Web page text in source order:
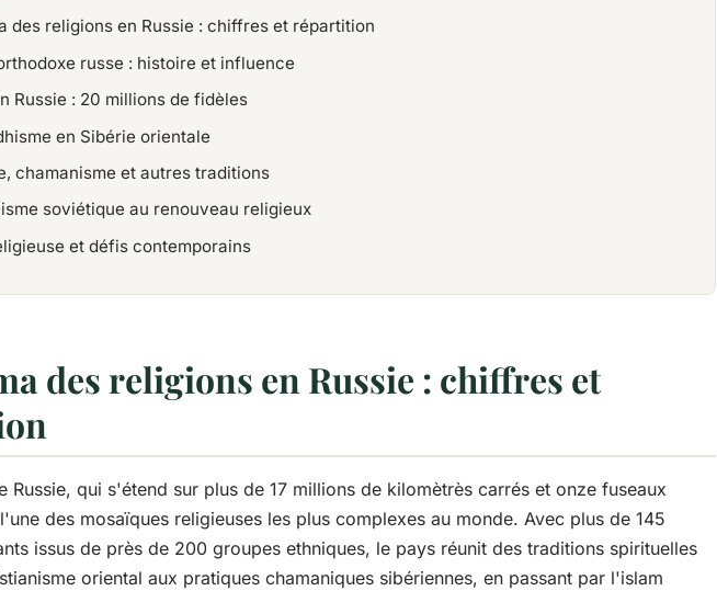
des religions en Russie : chiffres et répartition
russe : histoire et influence
Russie : 20 millions de fidèles
en Sibérie orientale
chamanisme et autres traditions
soviétique au renouveau religieux
et défis contemporains
des religions en Russie : chiffres et
Russie, qui s'étend sur plus de 17 millions de kilomètrès carrés et onze fuseaux
des mosaïques religieuses les plus complexes au monde. Avec plus de 145
issus de près de 200 groupes ethniques, le pays réunit des traditions spirituelles
oriental aux pratiques chamaniques sibériennes, en passant par l'islam